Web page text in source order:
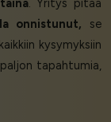
. Yritys pitää
onnistunut, se
kysymyksiin
tapahtumia,